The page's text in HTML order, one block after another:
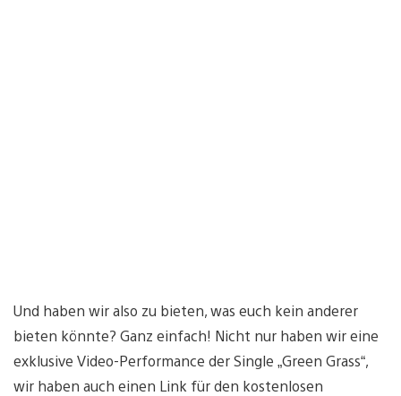
Und haben wir also zu bieten, was euch kein anderer
bieten könnte? Ganz einfach! Nicht nur haben wir eine
exklusive Video-Performance der Single „Green Grass“,
wir haben auch einen Link für den kostenlosen